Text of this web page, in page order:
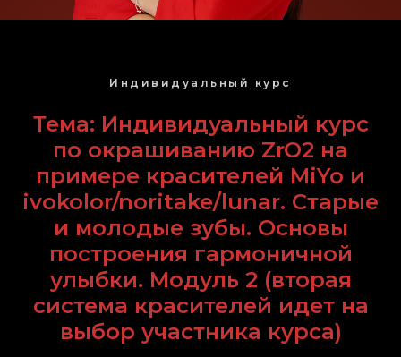
Индивидуальный курс
Тема: Индивидуальный курс
по окрашиванию ZrO2 на
примере красителей MiYo и
ivokolor/noritake/lunar. Старые
и молодые зубы. Основы
построения гармоничной
улыбки. Модуль 2 (вторая
система красителей идет на
выбор участника курса)